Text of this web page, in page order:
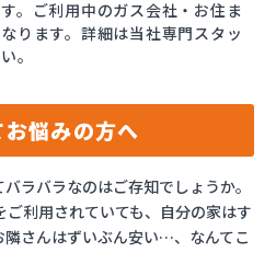
。ご利用中のガス会社・お住ま
ります。詳細は当社専門スタッ
。
悩みの方へ
ラバラなのはご存知でしょうか。
利用されていても、自分の家はす
隣さんはずいぶん安い…、なんてこ